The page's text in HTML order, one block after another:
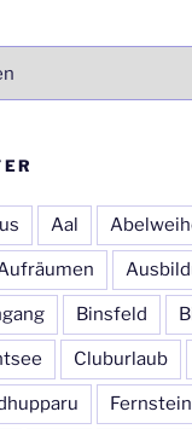
Aal
Binsfeld
Cluburlaub